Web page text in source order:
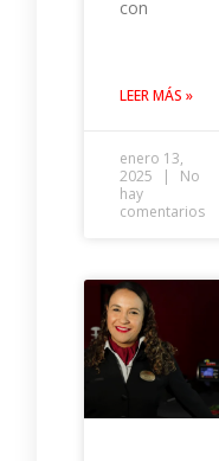
con
LEER MÁS »
enero 13,
2025
No
hay
comentarios